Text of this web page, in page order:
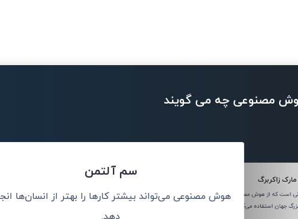
هوش مصنوعی چه می گویند
مارک زاکربرگ
است که از هوش مصنوعی برای حل
جهان استفاده می‌کنند.
سم آلتمن
هوش مصنوعی می‌تواند بیشتر کارها را بهتر از انسان‌ها
هوش